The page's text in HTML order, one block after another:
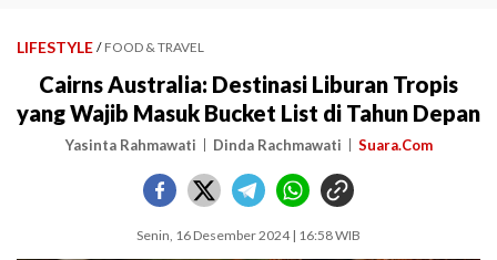
LIFESTYLE / FOOD & TRAVEL
Cairns Australia: Destinasi Liburan Tropis
yang Wajib Masuk Bucket List di Tahun Depan
Yasinta Rahmawati Dinda Rachmawati Suara.Com
Senin, 16 Desember 2024 | 16:58 WIB